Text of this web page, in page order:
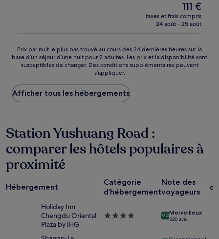
Le
nouveau
prix
111 €
111 €
taxes et frais compris
24 août - 25 août
Prix
par
nuit
plus
bas
trouvé
des
24 dernières
heures
sur
la
séjour
Prix par nuit le plus bas trouvé au cours des 24 dernières heures sur la
base d’un séjour d’une nuit pour 2 adultes. Les prix et la disponibilité sont
susceptibles de changer. Des conditions supplémentaires peuvent
s’appliquer.
Afficher tous les hébergements
Station Yushuang Road :
comparer les hôtels populaires à
proximité
Hébergement
Catégorie
d’hébergement
Note des
voyageurs
Holiday Inn
Chengdu Oriental
Plaza by IHG
Hébergement
9.2Merveilleux
320 avis